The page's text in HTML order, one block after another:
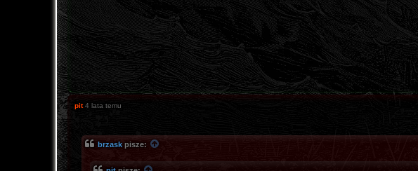
pit 4 lata temu
brzask pisze: